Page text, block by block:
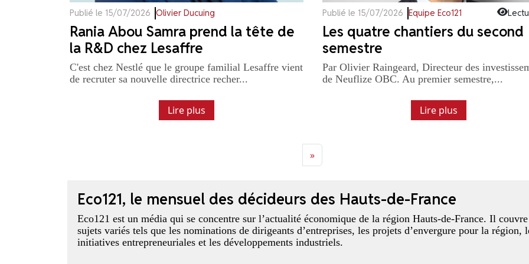
Publié le 15/07/2026 Olivier Ducuing
Rania Abou Samra prend la tête de
la R&D chez Lesaffre
C'est chez Nestlé que le groupe familial Lesaffre vient
de recruter sa nouvelle directrice recher...
Lire plus
Publié le 15/07/2026 Equipe Eco121
Les quatre chantiers du second
semestre
Par Olivier Raingeard, Directeur des
de Neuflize OBC. Au premier semestre,...
Lire plus
»
Eco121, le mensuel des décideurs des Hauts-de-France
Eco121 est un média qui se concentre sur l’actualité économique de la région Hauts-de-France. Il couvre
sujets variés tels que les nominations de dirigeants d’entreprises, les projets d’envergure pour la région,
initiatives entrepreneuriales et les développements industriels.